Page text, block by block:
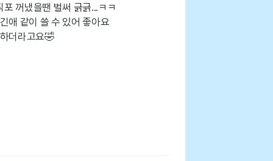
꺼냈을땐 벌써 긁긁...ㅋㅋ
애 같이 쓸 수 있어 좋아요
더라고요🤣